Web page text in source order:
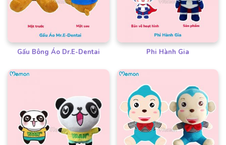
Gấu Bông Áo Dr.E-Dentai Phi Hành Gia